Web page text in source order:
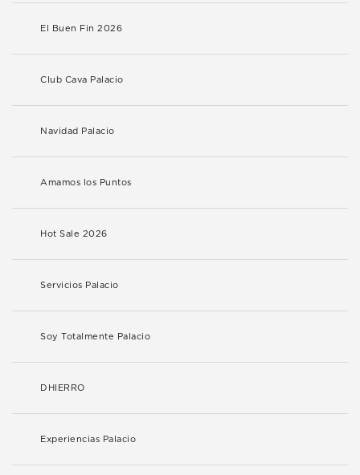
El Buen Fin 2026
Club Cava Palacio
Navidad Palacio
Amamos los Puntos
Hot Sale 2026
Servicios Palacio
Soy Totalmente Palacio
DHIERRO
Experiencias Palacio